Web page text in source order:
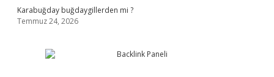
Karabuğday buğdaygillerden mi ?
Temmuz 24, 2026